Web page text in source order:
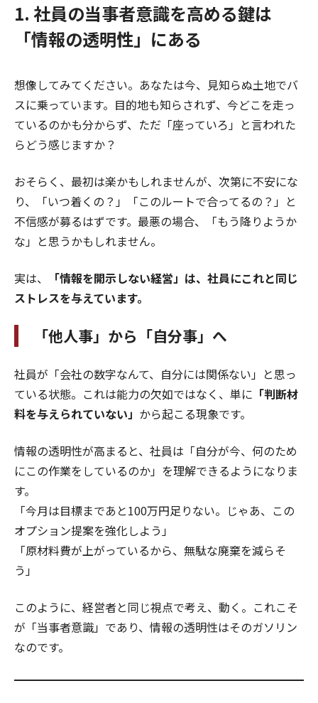
1. 社員の当事者意識を高める鍵は
「情報の透明性」にある
想像してみてください。あなたは今、見知らぬ土地でバ
スに乗っています。目的地も知らされず、今どこを走っ
ているのかも分からず、ただ「座っていろ」と言われた
らどう感じますか？
おそらく、最初は楽かもしれませんが、次第に不安にな
り、「いつ着くの？」「このルートで合ってるの？」と
不信感が募るはずです。最悪の場合、「もう降りようか
な」と思うかもしれません。
実は、
「情報を開示しない経営」は、社員にこれと同じ
ストレスを与えています。
「他人事」から「自分事」へ
社員が「会社の数字なんて、自分には関係ない」と思っ
ている状態。これは能力の欠如ではなく、単に 「判断材
料を与えられていない」 から起こる現象です。
情報の透明性が高まると、社員は「自分が今、何のため
にこの作業をしているのか」を理解できるようになりま
す。
「今月は目標まであと100万円足りない。じゃあ、この
オプション提案を強化しよう」
「原材料費が上がっているから、無駄な廃棄を減らそ
う」
このように、経営者と同じ視点で考え、動く。これこそ
が「当事者意識」であり、情報の透明性はそのガソリン
なのです。